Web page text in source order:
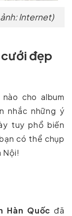
Internet)
cưới đẹp
cho album
nhắc những ý
tuy phổ biến
có thể chụp
Nội!
Hàn Quốc đã